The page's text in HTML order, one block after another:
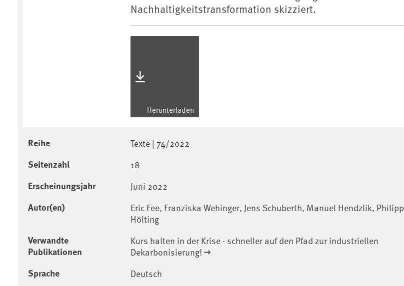
Nachhaltigkeitstransformation skizziert.
Herunterladen
Reihe Texte | 74/2022
Seitenzahl 18
Erscheinungsjahr Juni 2022
Autor(en)
Eric Fee, Franziska Wehinger, Jens Schuberth, Manuel Hendzlik, Philipp
Hölting
Verwandte
Publikationen
Kurs halten in der Krise - schneller auf den Pfad zur industriellen
Dekarbonisierung!
Sprache Deutsch